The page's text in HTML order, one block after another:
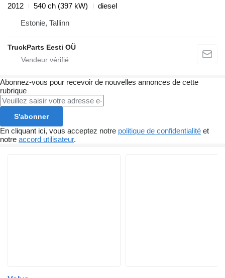
2012
540 ch (397 kW)
diesel
Estonie, Tallinn
TruckParts Eesti OÜ
Abonnez-vous pour recevoir de nouvelles annonces de cette
rubrique
S'abonner
En cliquant ici, vous acceptez notre politique de confidentialité et
notre accord utilisateur.